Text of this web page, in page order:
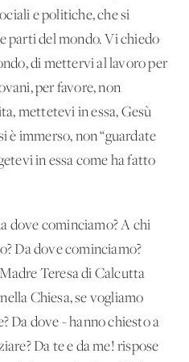
e politiche, che si
parti del mondo. Vi chiedo
di mettervi al lavoro per
per favore, non
mettetevi in essa, Gesù
è immerso, non “guardate
in essa come ha fatto
dove cominciamo? A chi
Da dove cominciamo?
Teresa di Calcutta
Chiesa, se vogliamo
Da dove - hanno chiesto a
Da te e da me! rispose